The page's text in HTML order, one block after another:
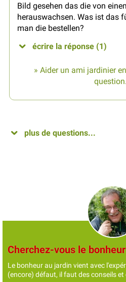
Bild gesehen das die von
herauswachsen. Was ist das
man die bestellen?
écrire la réponse (1)
» Aider un ami jardinier
plus de questions...
Cherchez-vous le
Le bonheur au jardin vient avec
(encore) défaut, il faut des conseils